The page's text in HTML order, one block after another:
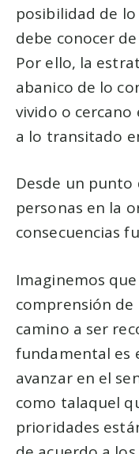
posibilidad de lo
debe conocer
Por ello, la
abanico de lo
vivido o cercano
a lo transitado
Desde un punto
personas en la
consecuencias
Imaginemos
comprensión
camino a ser
fundamental es
avanzar en el
como talaquel
prioridades